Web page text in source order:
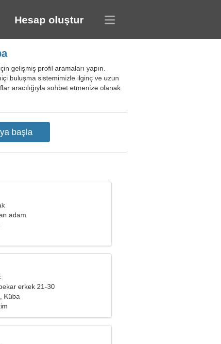
Hesap oluştur
gelişmiş profil aramaları yapın.
buluşma sistemimizle ilginç ve uzun
aracılığıyla sohbet etmenize olanak
adam
erkek 21-30
Küba